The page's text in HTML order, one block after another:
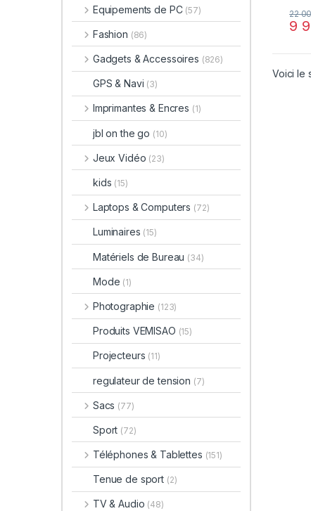
9
22
Voici le
Equipements de PC (57)
Fashion (86)
Gadgets & Accessoires (826)
GPS & Navi (3)
Imprimantes & Encres (1)
jbl on the go (10)
Jeux Vidéo (23)
kids (15)
Laptops & Computers (72)
Luminaires (15)
Matériels de Bureau (34)
Mode (1)
Photographie (123)
Produits VEMISAO (15)
Projecteurs (11)
regulateur de tension (7)
Sacs (77)
Sport (72)
Téléphones & Tablettes (151)
Tenue de sport (2)
TV & Audio (48)